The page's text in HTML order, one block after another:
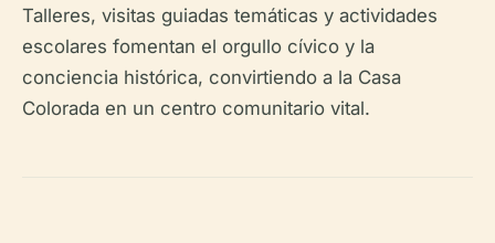
Talleres, visitas guiadas temáticas y actividades
escolares fomentan el orgullo cívico y la
conciencia histórica, convirtiendo a la Casa
Colorada en un centro comunitario vital.